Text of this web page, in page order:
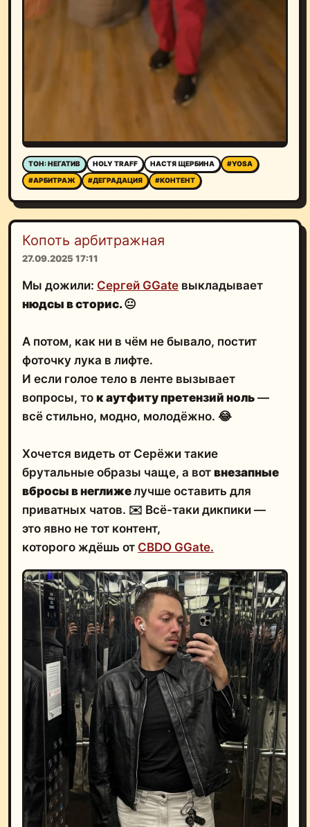
ТОН: НЕГАТИВ HOLY TRAFF НАСТЯ ЩЕРБИНА
#YOSA
#АРБИТРАЖ
#ДЕГРАДАЦИЯ #КОНТЕНТ
Копоть арбитражная
27.09.2025 17:11
Мы дожили: Сергей GGate выкладывает
нюдсы в сторис.😐
А потом, как ни в чём не бывало, постит
фоточку лука в лифте.
И если голое тело в ленте вызывает
вопросы, то к аутфиту претензий ноль —
всё стильно, модно, молодёжно. 😂
Хочется видеть от Серёжи такие
брутальные образы чаще, а вот внезапные
вбросы в неглижелучше оставить для
приватных чатов. ✉️ Всё-таки дикпики —
это явно не тот контент,
которого ждёшь от CBDO GGate.